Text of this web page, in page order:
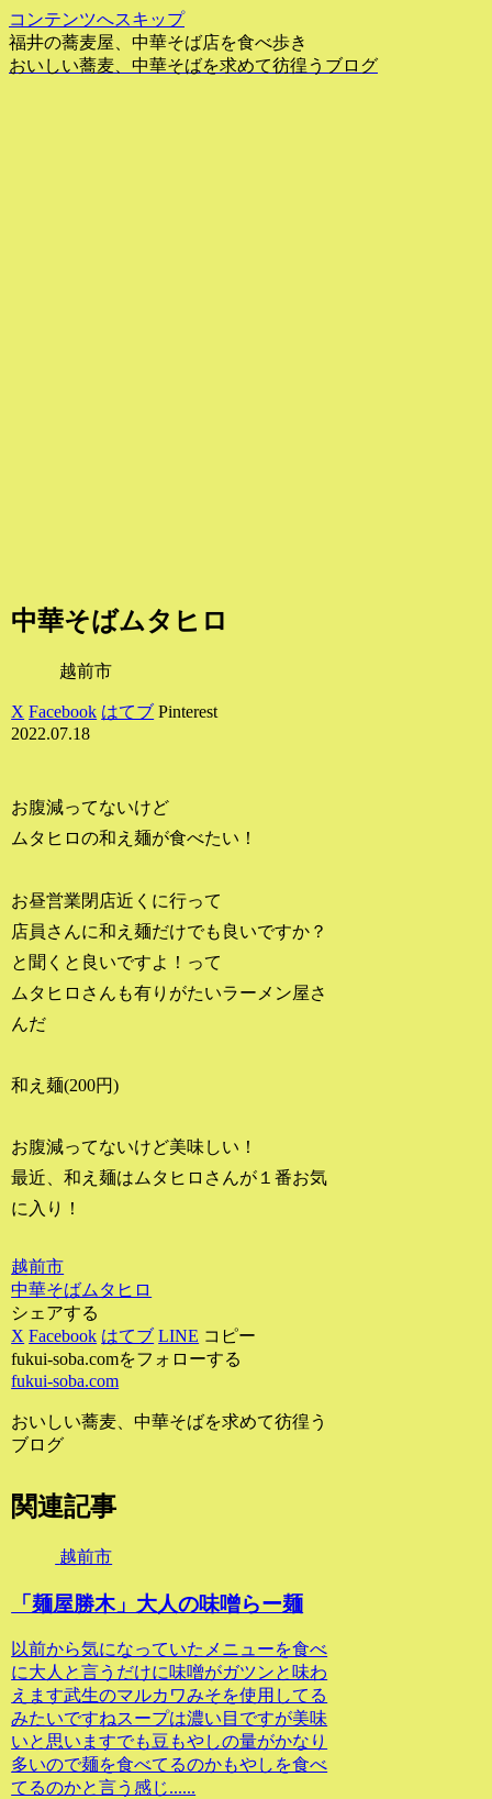
コンテンツへスキップ
福井の蕎麦屋、中華そば店を食べ歩き
おいしい蕎麦、中華そばを求めて彷徨うブログ
中華そばムタヒロ
越前市
X Facebook はてブ Pinterest
2022.07.18
お腹減ってないけど
ムタヒロの和え麺が食べたい！
お昼営業閉店近くに行って
店員さんに和え麺だけでも良いですか？
と聞くと良いですよ！って
ムタヒロさんも有りがたいラーメン屋さ
んだ
和え麺(200円)
お腹減ってないけど美味しい！
最近、和え麺はムタヒロさんが１番お気
に入り！
越前市
中華そばムタヒロ
シェアする
X Facebook はてブ LINE コピー
fukui-soba.comをフォローする
fukui-soba.com
おいしい蕎麦、中華そばを求めて彷徨う
ブログ
関連記事
越前市
「麺屋勝木」大人の味噌らー麺
以前から気になっていたメニューを食べ
に大人と言うだけに味噌がガツンと味わ
えます武生のマルカワみそを使用してる
みたいですねスープは濃い目ですが美味
いと思いますでも豆もやしの量がかなり
多いので麺を食べてるのかもやしを食べ
てるのかと言う感じ......